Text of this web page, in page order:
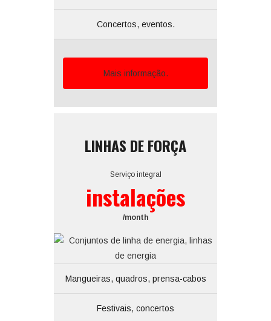
Concertos, eventos.
Mais informação.
LINHAS DE FORÇA
Serviço integral
instalações
/month
Mangueiras, quadros, prensa-cabos
Festivais, concertos